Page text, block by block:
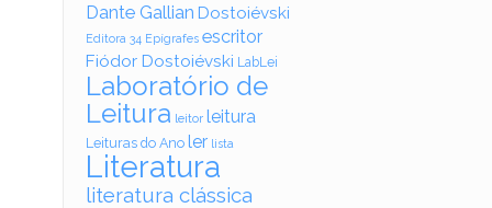
Dante Gallian Dostoiévski
Editora 34 Epígrafes escritor
Fiódor Dostoiévski LabLei
Laboratório de
Leitura leitor leitura
Leituras do Ano ler lista
Literatura
literatura clássica